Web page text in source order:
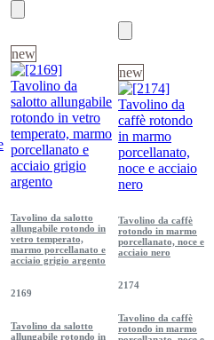
new
Tavolino da salotto
allungabile rotondo in
vetro temperato,
marmo porcellanato e
acciaio grigio argento
2169
Tavolino da salotto
allungabile rotondo in
new
Tavolino da caffè
rotondo in marmo
porcellanato, noce e
acciaio nero
2174
Tavolino da caffè
rotondo in marmo